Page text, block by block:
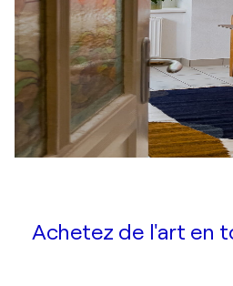
Achetez de l'art en